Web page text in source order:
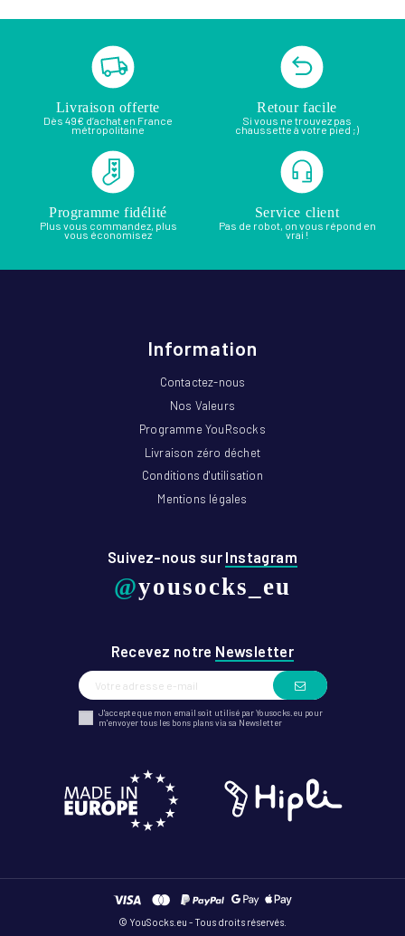
Livraison offerte
Dès 49€ d’achat en France
métropolitaine
Retour facile
Si vous ne trouvez pas
chaussette à votre pied ;)
Programme fidélité
Plus vous commandez, plus
vous économisez
Service client
Pas de robot, on vous répond en
vrai !
Information
Contactez-nous
Nos Valeurs
Programme YouRsocks
Livraison zéro déchet
Conditions d'utilisation
Mentions légales
Suivez-nous sur Instagram
@yousocks_eu
Recevez notre Newsletter
J'accepte que mon email soit utilisé par Yousocks.eu pour
m'envoyer tous les bons plans via sa Newsletter
© YouSocks.eu - Tous droits réservés.